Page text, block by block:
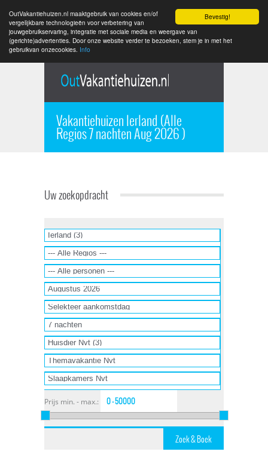
Bevestig!
OutVakantiehuizen.nl maaktgebruik van cookies en/of
vergelijkbare technologieën voor verbetering van
jouwgebruikservaring, integratie met sociale media en weergave van
(gerichte)advertenties. Door onze website verder te bezoeken, stem je in met het
gebruikvan onzecookies. Info
Vakantiehuizen Ierland (Alle
Regios 7 nachten Aug 2026 )
Uw zoekopdracht
Prijs min. - max.: